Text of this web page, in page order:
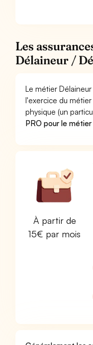
Les
Délaineur /
Le métier
l'exercice du
physique (un
PRO pour le
À partir de
15€ par mois